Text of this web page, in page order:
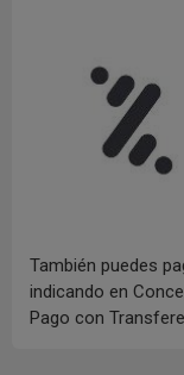
También puedes
indicando en
Pago con